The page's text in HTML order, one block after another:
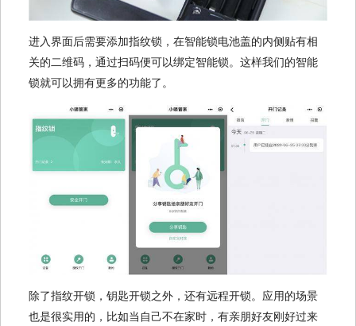
进入界面后需要添加指纹锁，在智能锁电池盖的内侧贴有相
关的二维码，通过扫码便可以绑定智能锁。这样我们的智能
锁就可以拥有更多的功能了。
除了指纹开锁，钥匙开锁之外，还有远程开锁。应用的场景
也是很实用的，比如当自己不在家时，有亲朋好友刚好过来